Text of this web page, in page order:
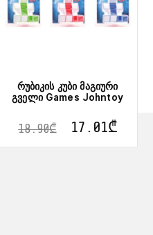
რუბიკის კუბი მაგიური
გველი Games Johntoy
18.90₾ 17.01₾